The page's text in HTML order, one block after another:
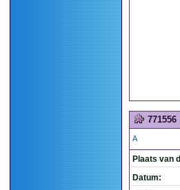
771556
A
Plaats van
Datum: